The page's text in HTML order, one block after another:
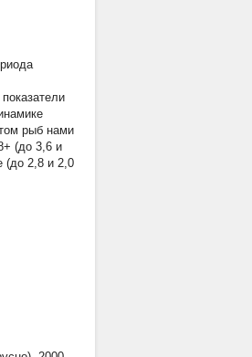
рыб нами
(до 3,6 и
(до 2,8 и 2,0